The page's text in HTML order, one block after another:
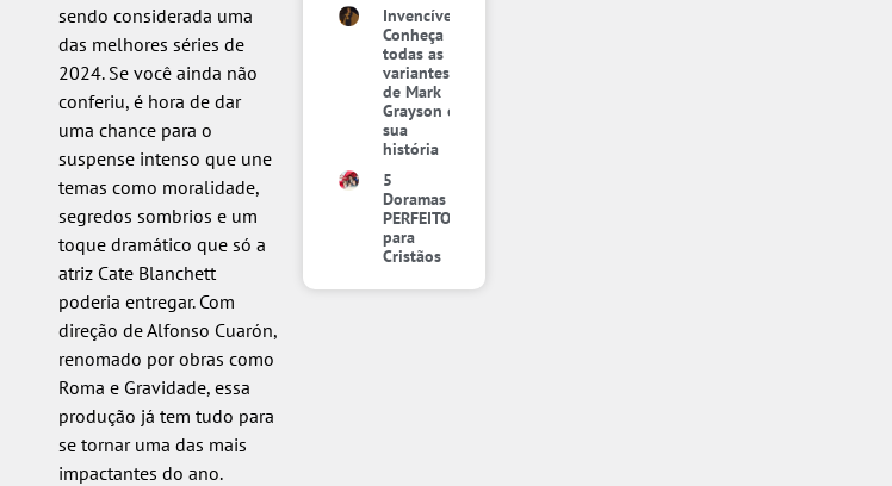
sendo considerada uma
das melhores séries de
2024. Se você ainda não
conferiu, é hora de dar
uma chance para o
suspense intenso que une
temas como moralidade,
segredos sombrios e um
toque dramático que só a
atriz Cate Blanchett
poderia entregar. Com
direção de Alfonso Cuarón,
renomado por obras como
Roma e Gravidade, essa
produção já tem tudo para
se tornar uma das mais
impactantes do ano.
Invencível:
Conheça
todas as
variantes
de Mark
Grayson e
sua
história
5
Doramas
PERFEITOS
para
Cristãos